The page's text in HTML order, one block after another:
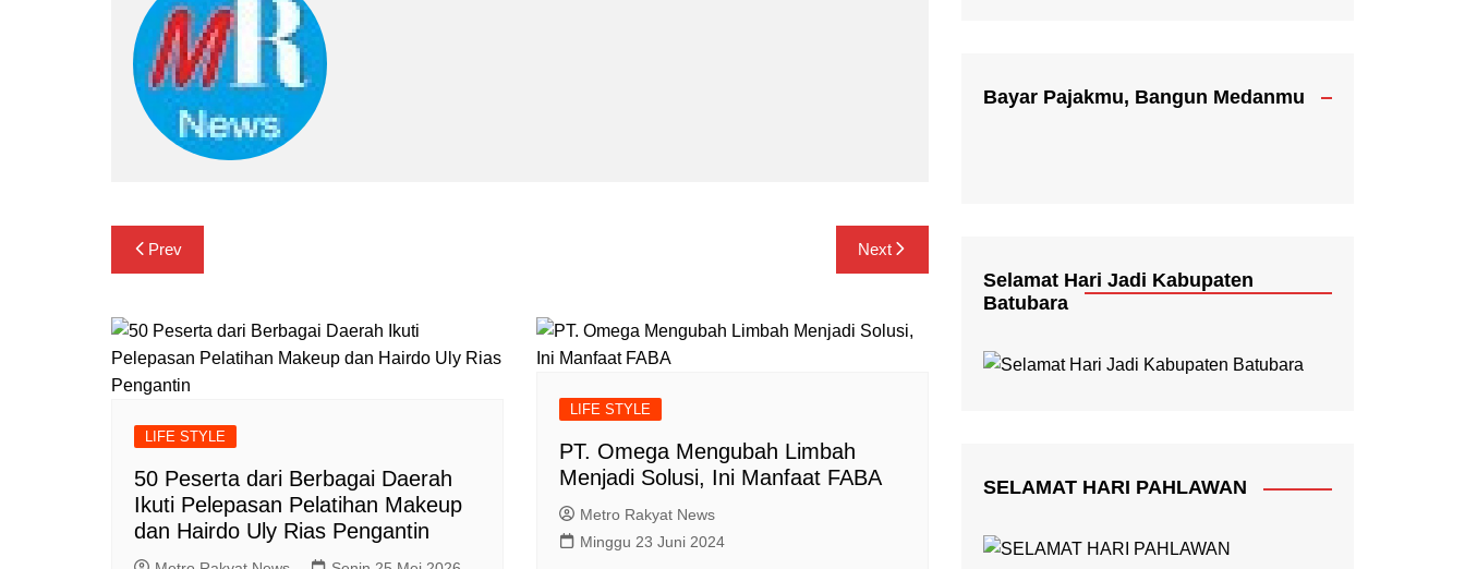
Navigasi
pos
Prev Next
LIFE STYLE
50 Peserta dari Berbagai Daerah
Ikuti Pelepasan Pelatihan Makeup
dan Hairdo Uly Rias Pengantin
LIFE STYLE
PT. Omega Mengubah Limbah
Menjadi Solusi, Ini Manfaat FABA
Metro Rakyat News
Minggu 23 Juni 2024
Bayar Pajakmu, Bangun Medanmu
Selamat Hari Jadi Kabupaten
Batubara
SELAMAT HARI PAHLAWAN